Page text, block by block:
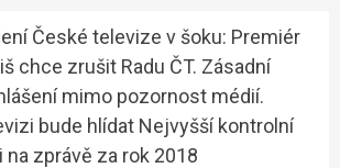
České televize v šoku: Premiér
chce zrušit Radu ČT. Zásadní
mimo pozornost médií.
bude hlídat Nejvyšší kontrolní
na zprávě za rok 2018